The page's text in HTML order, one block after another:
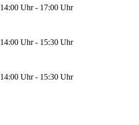
Uhr - 17:00 Uhr
Uhr - 15:30 Uhr
Uhr - 15:30 Uhr